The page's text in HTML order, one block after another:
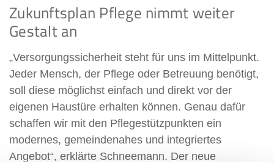
Zukunftsplan Pflege nimmt weiter
Gestalt an
„Versorgungssicherheit steht für uns im Mittelpunkt.
Jeder Mensch, der Pflege oder Betreuung benötigt,
soll diese möglichst einfach und direkt vor der
eigenen Haustüre erhalten können. Genau dafür
schaffen wir mit den Pflegestützpunkten ein
modernes, gemeindenahes und integriertes
Angebot“, erklärte Schneemann. Der neue